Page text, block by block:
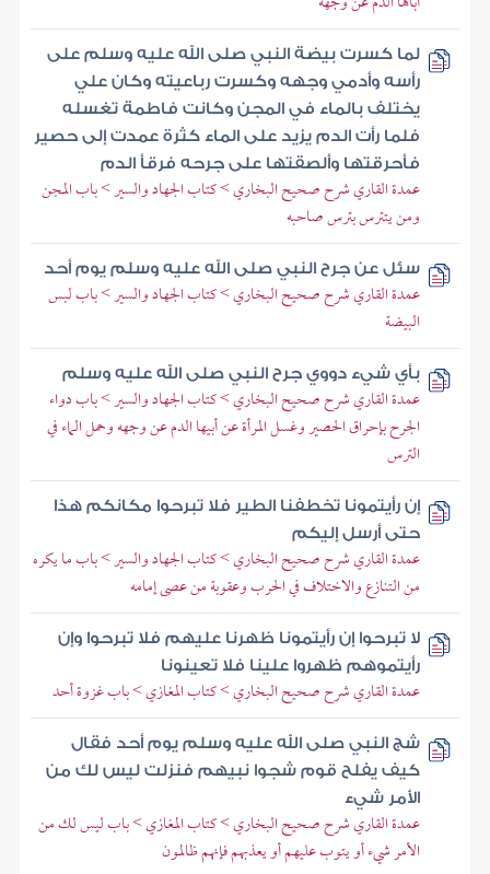
لما كسرت بيضة النبي صلى الله عليه وسلم على
رأسه وأدمي وجهه وكسرت رباعيته وكان علي
يختلف بالماء في المجن وكانت فاطمة تغسله
فلما رأت الدم يزيد على الماء كثرة عمدت إلى حصير
فأحرقتها وألصقتها على جرحه فرقأ الدم
عمدة القاري شرح صحيح البخاري > كتاب الجهاد والسير > باب المجن
ومن يتترس بترس صاحبه
سئل عن جرح النبي صلى الله عليه وسلم يوم أحد
عمدة القاري شرح صحيح البخاري > كتاب الجهاد والسير > باب لبس
البيضة
بأي شيء دووي جرح النبي صلى الله عليه وسلم
عمدة القاري شرح صحيح البخاري > كتاب الجهاد والسير > باب دواء
الجرح بإحراق الحصير وغسل المرأة عن أبيها الدم عن وجهه وحمل الماء في
الترس
إن رأيتمونا تخطفنا الطير فلا تبرحوا مكانكم هذا
حتى أرسل إليكم
عمدة القاري شرح صحيح البخاري > كتاب الجهاد والسير > باب ما يكره
من التنازع والاختلاف في الحرب وعقوبة من عصى إمامه
لا تبرحوا إن رأيتمونا ظهرنا عليهم فلا تبرحوا وإن
رأيتموهم ظهروا علينا فلا تعينونا
عمدة القاري شرح صحيح البخاري > كتاب المغازي > باب غزوة أحد
شج النبي صلى الله عليه وسلم يوم أحد فقال
كيف يفلح قوم شجوا نبيهم فنزلت ليس لك من
الأمر شيء
عمدة القاري شرح صحيح البخاري > كتاب المغازي > باب ليس لك من
الأمر شيء أو يتوب عليهم أو يعذبهم فإنهم ظالمون